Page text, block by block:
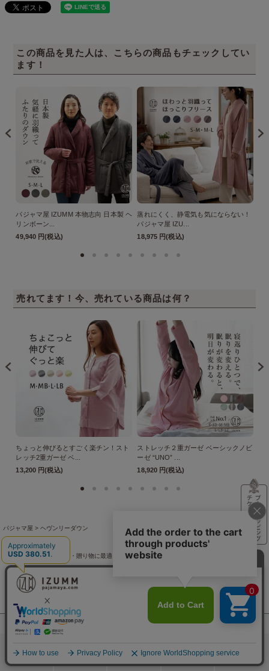
ホーム カート おねむりフェア
この商品を見た人は、こちらの商品もチェックしてい
ます！
パジャマ屋 IZUMM 本物志向 日本製 ヘ
リンボーン...
49,940 円(税込)
蒸れにくく、静電気も気にならない！
パジャマ屋 IZU...
18,975 円(税込)
売れてます！今、売れている商品は何？
ちょっと伸びるとすごく楽チン！スト
レッチ2重ガーゼ ベ...
13,200 円(税込)
ストレッチ２重ガーゼ ベーシックノビ
ーゼ “UNO” ...
18,920 円(税込)
パジャマ屋 ヘヴンリーダウン
パジャマ屋 商品一覧
パジャマ屋 プレゼント・贈り物に最適♪ギフト・アイテム
パジャマ屋 プレゼント・贈り物に最適♪ギフト・アイテム
パジャマ屋 プレゼント・贈り物に最適♪ギフト・アイテム
アイテムから探す
パジャマ屋 プレゼント・贈り物に最適♪ギフト・アイテム
パジャマ屋 季節の商品 真冬向きのあったかパジャマとルームウェア 軽くてあったかな羽織
あんしんギフト